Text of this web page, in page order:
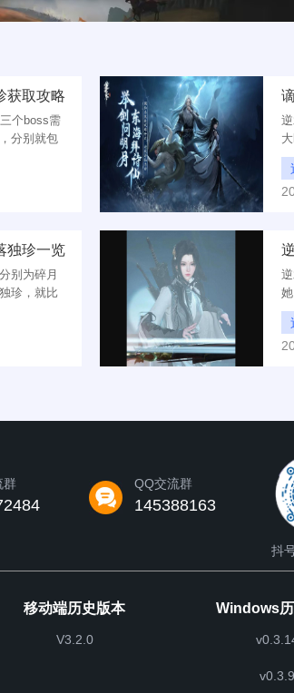
获取攻略
个boss需
分别就包
独珍一览
别为碎月
珍，就比
资讯可以
群 QQ交流群
145388163
抖
Windows
v0.3.9
移动端历史版本
V3.2.0